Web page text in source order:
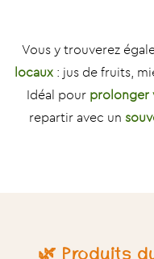
Vous y trouverez
locaux : jus de fruits,
Idéal pour prolonger
repartir avec un
🌿 Produits